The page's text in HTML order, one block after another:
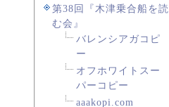
第38回『木津乗合船を読
む会』
バレンシアガコピ
ー
オフホワイトスー
パーコピー
aaakopi.com